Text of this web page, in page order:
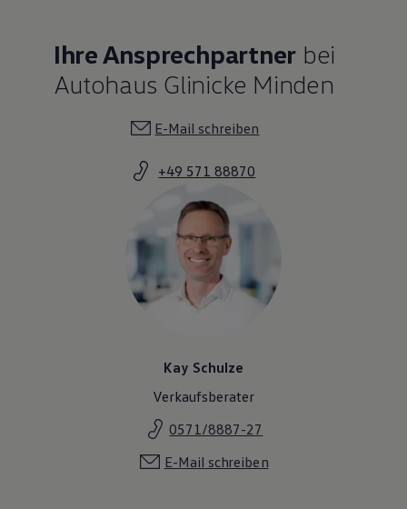
Ihre Ansprechpartner bei
Autohaus Glinicke Minden
E-Mail schreiben
+49 571 88870
Kay Schulze
Verkaufsberater
0571/8887-27
E-Mail schreiben